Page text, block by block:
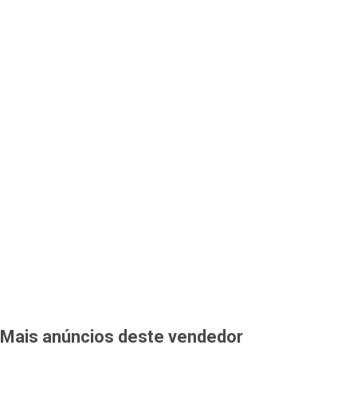
Mais anúncios deste vendedor